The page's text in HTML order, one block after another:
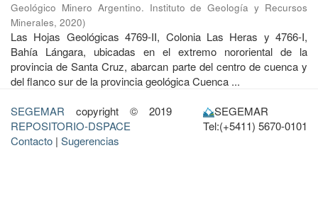
Geológico Minero Argentino. Instituto de Geología y Recursos
Minerales, 2020)
Las Hojas Geológicas 4769-II, Colonia Las Heras y 4766-I,
Bahía Lángara, ubicadas en el extremo nororiental de la
provincia de Santa Cruz, abarcan parte del centro de cuenca y
del flanco sur de la provincia geológica Cuenca ...
SEGEMAR copyright © 2019
REPOSITORIO-DSPACE
Contacto | Sugerencias
SEGEMAR
Tel:(+5411) 5670-0101